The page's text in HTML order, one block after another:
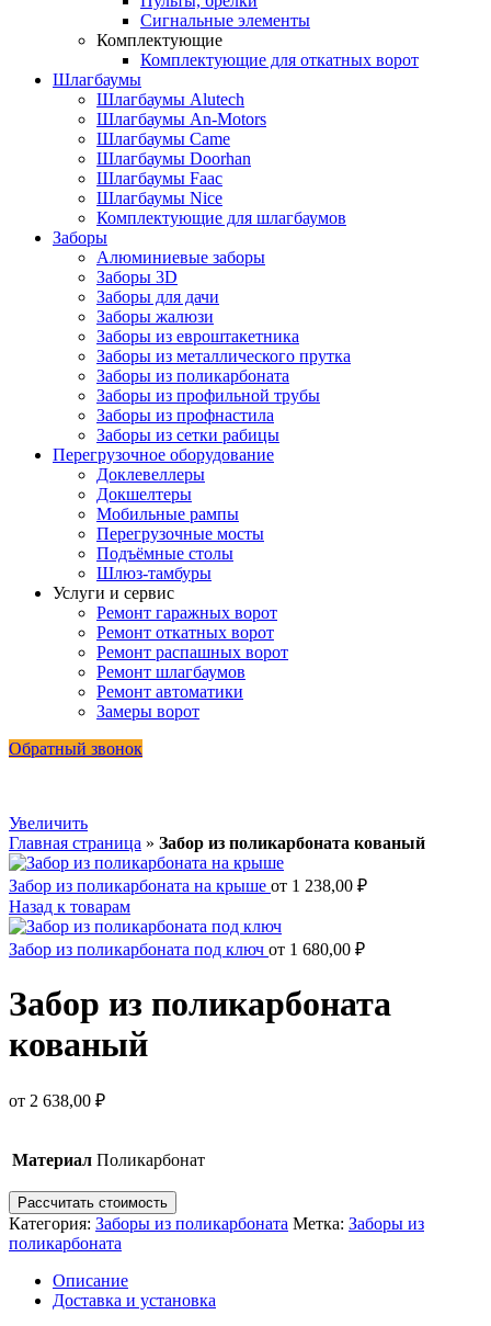
Сигнальные элементы
Комплектующие
Комплектующие для откатных ворот
Шлагбаумы
Шлагбаумы Alutech
Шлагбаумы An-Motors
Шлагбаумы Came
Шлагбаумы Doorhan
Шлагбаумы Faac
Шлагбаумы Nice
Комплектующие для шлагбаумов
Заборы
Алюминиевые заборы
Заборы 3D
Заборы для дачи
Заборы жалюзи
Заборы из евроштакетника
Заборы из металлического прутка
Заборы из поликарбоната
Заборы из профильной трубы
Заборы из профнастила
Заборы из сетки рабицы
Перегрузочное оборудование
Доклевеллеры
Докшелтеры
Мобильные рампы
Перегрузочные мосты
Подъёмные столы
Шлюз-тамбуры
Услуги и сервис
Ремонт гаражных ворот
Ремонт откатных ворот
Ремонт распашных ворот
Ремонт шлагбаумов
Ремонт автоматики
Замеры ворот
Обратный звонок
Увеличить
Главная страница » Забор из поликарбоната кованый
Забор из поликарбоната на крыше от 1 238,00 ₽
Назад к товарам
Забор из поликарбоната под ключ от 1 680,00 ₽
Забор из поликарбоната
кованый
от 2 638,00 ₽
Материал Поликарбонат
Рассчитать стоимость
Категория: Заборы из поликарбоната Метка: Заборы из
поликарбоната
Описание
Доставка и установка